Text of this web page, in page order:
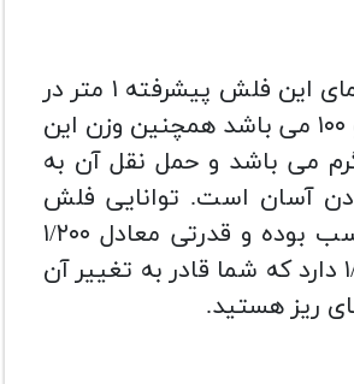
مقدر عدد راهنمای این فلش پیشرفته ۱ متر در
حساسیت ایزو ۱۰۰ می باشد همچنین وزن این
۳۱۵ گرم می باشد و حمل نقل آن به
آسان است. توانایی فلش
در نودهی مناسب بوده و قدرتی معادل ۱/۲۰۰
ثانیه تا ۱/۲۰۰۰۰ دارد که شما قادر به تغییر آن
ریز هستید.